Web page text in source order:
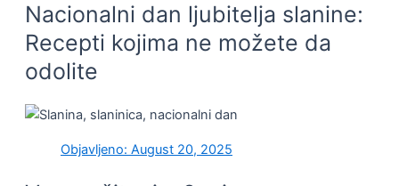
Nacionalni dan ljubitelja slanine:
Recepti kojima ne možete da
odolite
Objavljeno: August 20, 2025